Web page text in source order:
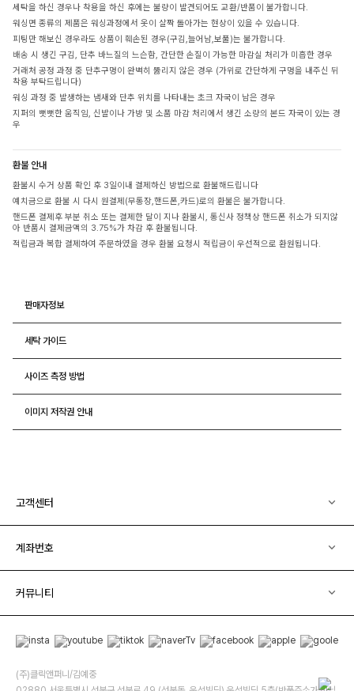
세탁을 하신 경우나 착용을 하신 후에는 불량이 발견되어도 교환/반품이 불가합니다.
워싱면 종류의 제품은 워싱과정에서 옷이 살짝 돌아가는 현상이 있을 수 있습니다.
피팅만 해보신 경우라도 상품이 훼손된 경우(구김,늘어남,보풀)는 불가합니다.
배송 시 생긴 구김, 단추 바느질의 느슨함, 간단한 손질이 가능한 마감실 처리가 미흡한 경우
거래처 공정 과정 중 단추구멍이 완벽히 뚫리지 않은 경우 (가위로 간단하게 구멍을 내주신 뒤
착용 부탁드립니다)
워싱 과정 중 발생하는 냄새와 단추 위치를 나타내는 초크 자국이 남은 경우
지퍼의 뻣뻣한 움직임, 신발이나 가방 및 소품 마감 처리에서 생긴 소량의 본드 자국이 있는 경
우
환불 안내
환불시 수거 상품 확인 후 3일이내 결제하신 방법으로 환불해드립니다
예치금으로 환불 시 다시 원결제(무통장,핸드폰,카드)로의 환불은 불가합니다.
핸드폰 결제후 부분 취소 또는 결제한 달이 지나 환불시, 통신사 정책상 핸드폰 취소가 되지않
아 반품시 결제금액의 3.75%가 차감 후 환불됩니다.
적립금과 복합 결제하여 주문하였을 경우 환불 요청시 적립금이 우선적으로 환원됩니다.
판매자정보
세탁 가이드
사이즈 측정 방법
이미지 저작권 안내
고객센터
계좌번호
커뮤니티
(주)클릭앤퍼니/김예중